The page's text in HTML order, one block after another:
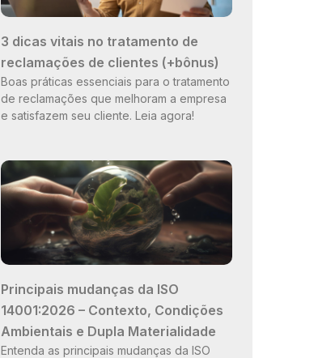
3 dicas vitais no tratamento de
reclamações de clientes (+bônus)
Boas práticas essenciais para o tratamento
de reclamações que melhoram a empresa
e satisfazem seu cliente. Leia agora!
Principais mudanças da ISO
14001:2026 – Contexto, Condições
Ambientais e Dupla Materialidade
Entenda as principais mudanças da ISO